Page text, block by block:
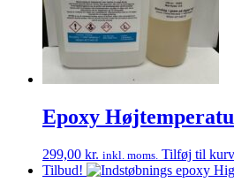
Epoxy
299,00 kr. inkl. moms. Tilføj til kurv
Tilbud!